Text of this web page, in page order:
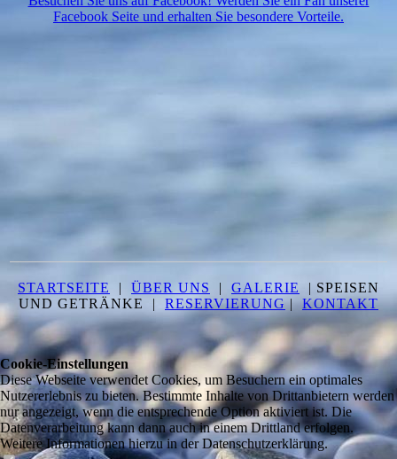
Facebook Seite und erhalten Sie besondere Vorteile.
STARTSEITE | ÜBER UNS | GALERIE
| SPEISEN
UND GETRÄNKE | RESERVIERUNG |KONTAKT
Cookie-Einstellungen
Diese Webseite verwendet Cookies, um Besuchern ein optimales
Nutzererlebnis zu bieten. Bestimmte Inhalte von Drittanbietern werden
nur angezeigt, wenn die entsprechende Option aktiviert ist. Die
Datenverarbeitung kann dann auch in einem Drittland erfolgen.
Weitere Informationen hierzu in der Datenschutzerklärung.